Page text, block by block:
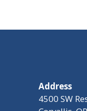
Address
4500 SW